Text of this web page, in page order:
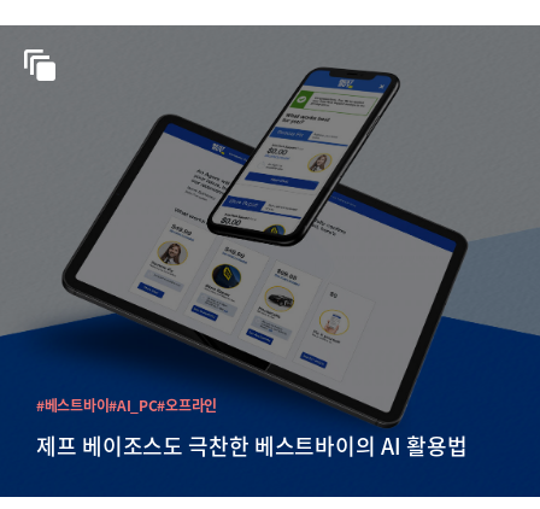
제프 베이조스도 극찬한 베스트바이의 AI 활용법
#베스트바이#AI_PC#오프라인